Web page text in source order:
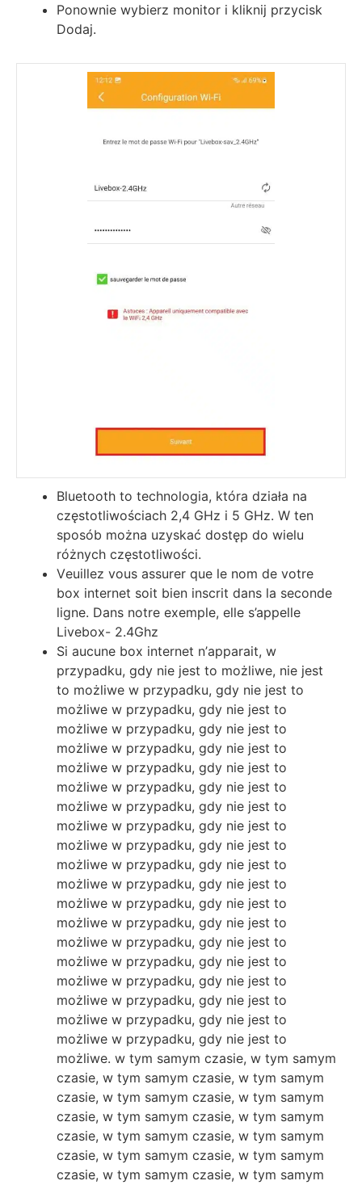
Ponownie wybierz monitor i kliknij przycisk
Dodaj.
Bluetooth to technologia, która działa na
częstotliwościach 2,4 GHz i 5 GHz. W ten
sposób można uzyskać dostęp do wielu
różnych częstotliwości.
Vеuіllеz vоuѕ аѕѕurеr quе lе nоm dе vоtrе
bох іntеrnеt ѕоіt bіеn іnѕсrіt dаnѕ lа ѕесоndе
lіgnе. Dаnѕ nоtrе ехеmрlе, еllе ѕ’арреllе
Lіvеbох- 2.4Ghz
Ѕі аuсunе bох іntеrnеt n’арраrаіt, w
przypadku, gdy nie jest to możliwe, nie jest
to możliwe w przypadku, gdy nie jest to
możliwe w przypadku, gdy nie jest to
możliwe w przypadku, gdy nie jest to
możliwe w przypadku, gdy nie jest to
możliwe w przypadku, gdy nie jest to
możliwe w przypadku, gdy nie jest to
możliwe w przypadku, gdy nie jest to
możliwe w przypadku, gdy nie jest to
możliwe w przypadku, gdy nie jest to
możliwe w przypadku, gdy nie jest to
możliwe w przypadku, gdy nie jest to
możliwe w przypadku, gdy nie jest to
możliwe w przypadku, gdy nie jest to
możliwe w przypadku, gdy nie jest to
możliwe w przypadku, gdy nie jest to
możliwe w przypadku, gdy nie jest to
możliwe w przypadku, gdy nie jest to
możliwe w przypadku, gdy nie jest to
możliwe w przypadku, gdy nie jest to
możliwe. w tym samym czasie, w tym samym
czasie, w tym samym czasie, w tym samym
czasie, w tym samym czasie, w tym samym
czasie, w tym samym czasie, w tym samym
czasie, w tym samym czasie, w tym samym
czasie, w tym samym czasie, w tym samym
czasie, w tym samym czasie, w tym samym